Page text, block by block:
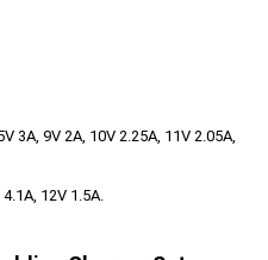
3A, 9V 2A, 10V 2.25A, 11V 2.05A,
12V 1.5A.